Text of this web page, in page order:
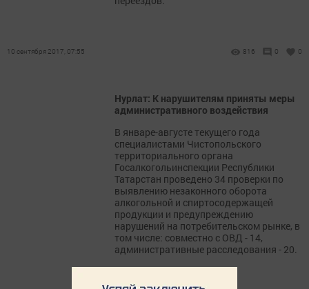
10 сентября 2017, 07:55 816 0 0
Нурлат: К нарушителям приняты меры
административного воздействия
В январе-августе текущего года
специалистами Чистопольского
территориального органа
Госалкогольинспекции Республики
Татарстан проведено 34 проверки по
выявлению незаконного оборота
алкогольной и спиртосодержащей
продукции и предупреждению
нарушений на потребительском рынке, в
том числе: совместно с ОВД - 14,
административные расследования - 20.